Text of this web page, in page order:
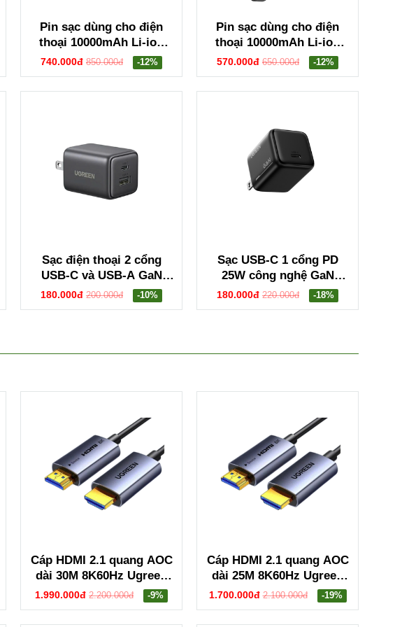
Pin sạc dùng cho điện
thoại 10000mAh Li-ion
Ugreen 25185 PB502
740.000đ 850.000đ -12%
Pin sạc dùng cho điện
thoại 10000mAh Li-ion
màu ghi 2 cổng đầu ra
Ugreen 25742 PB311
570.000đ 650.000đ -12%
Sạc điện thoại 2 cổng
USB-C và USB-A GaN
20W Ugreen 55533 X514
180.000đ 200.000đ -10%
Sạc USB-C 1 cổng PD
25W công nghệ GaN
Ugreen 75955 X517
180.000đ 220.000đ -18%
Cáp HDMI 2.1 quang AOC
dài 30M 8K60Hz Ugreen
55508 HD183
1.990.000đ 2.200.000đ -9%
Cáp HDMI 2.1 quang AOC
dài 25M 8K60Hz Ugreen
55507 HD183
1.700.000đ 2.100.000đ -19%